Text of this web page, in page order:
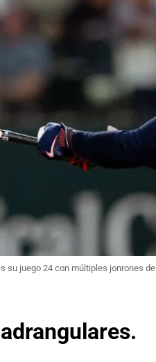
su juego 24 con múltiples jonrones